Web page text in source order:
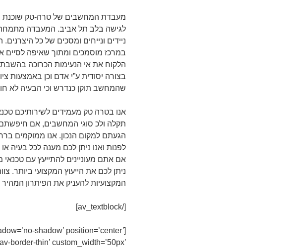
מעבדת המחשבים של טרה-טק שוכנת
לגישה בלב תל אביב. המעבדה
ניידים ונייחים ומסכים של כל
במרכז מוסמכים ומתוך שאיפה לסיים
הלקוח את אי הנעימות הכרוכה
בצורה יסודית ע”י אדם וכן באמצעות
שהמחשב תוקן כנדרש וכי הבעיה לא
אנו בטרה טק מעמידים לשירותיכם
תקלה ולכ סוגי המחשבים, אם
הגעתם למקום הנכון. אנו ממוקמים
לפנות ואנו ניתן לכם מענה לכל בעיה
אם אתם מעוניינים להתייעץ עם טכנאי
ניתן לכם את הייעוץ המקצועי ביותר.
המקצועיות להעניק את הפיתרון המהיר
[/av_textblock]
shadow’ position=’center’
border-thin’ custom_width=’50px’